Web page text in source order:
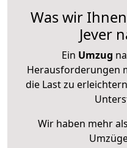
Was wir
Jever
Ein Umzug
Herausforderungen
die Last zu
Wir haben mehr